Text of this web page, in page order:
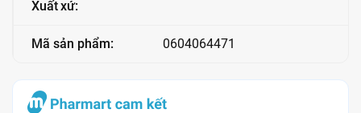
Xuất xứ:
Mã sản phẩm: 0604064471